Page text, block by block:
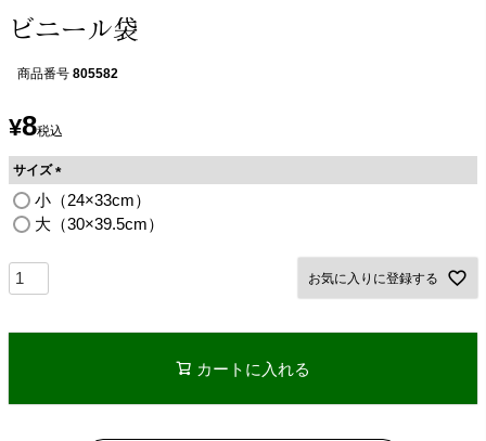
ビニール袋
商品番号 805582
¥8税込
サイズ
必
須
小（24×33cm）
大（30×39.5cm）
お気に入りに登録する
カートに入れる